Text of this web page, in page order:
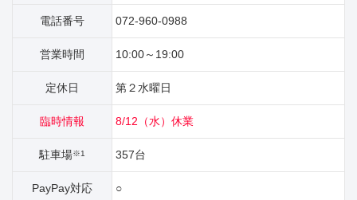
電話番号 072-960-0988
営業時間 10:00～19:00
定休日 第２水曜日
臨時情報 8/12（水）休業
駐車場※1 357台
PayPay対応 ○